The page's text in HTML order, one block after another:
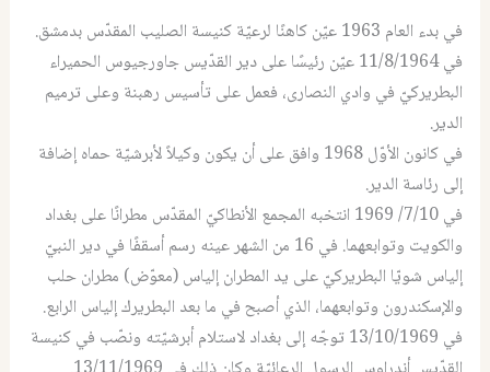
في بدء العام 1963 عيّن كاهنًا لرعيّة كنيسة الصليب المقدّس بدمشق.
في 11/8/1964 عيّن رئيسًا على دير القدّيس جاورجيوس الحميراء
البطريركيّ في وادي النصارى، فعمل على تأسيس رهبنة وعلى ترميم
الدير.
في كانون الأوّل 1968 وافق على أن يكون وكيلاً لأبرشيّة حماه إضافة
إلى رئاسة الدير.
في 7/10/ 1969 انتخبه المجمع الأنطاكيّ المقدّس مطرانًا على بغداد
والكويت وتوابعهما. في 16 من الشهر عينه رسم أسقفًا في دير النبيّ
إلياس شويّا البطريركيّ على يد المطران إلياس (معوّض) مطران حلب
والإسكندرون وتوابعهما، الذي أصبح في ما بعد البطريرك إلياس الرابع.
في 13/10/1969 توجّه إلى بغداد لاستلام أبرشيّته ونصّب في كنيسة